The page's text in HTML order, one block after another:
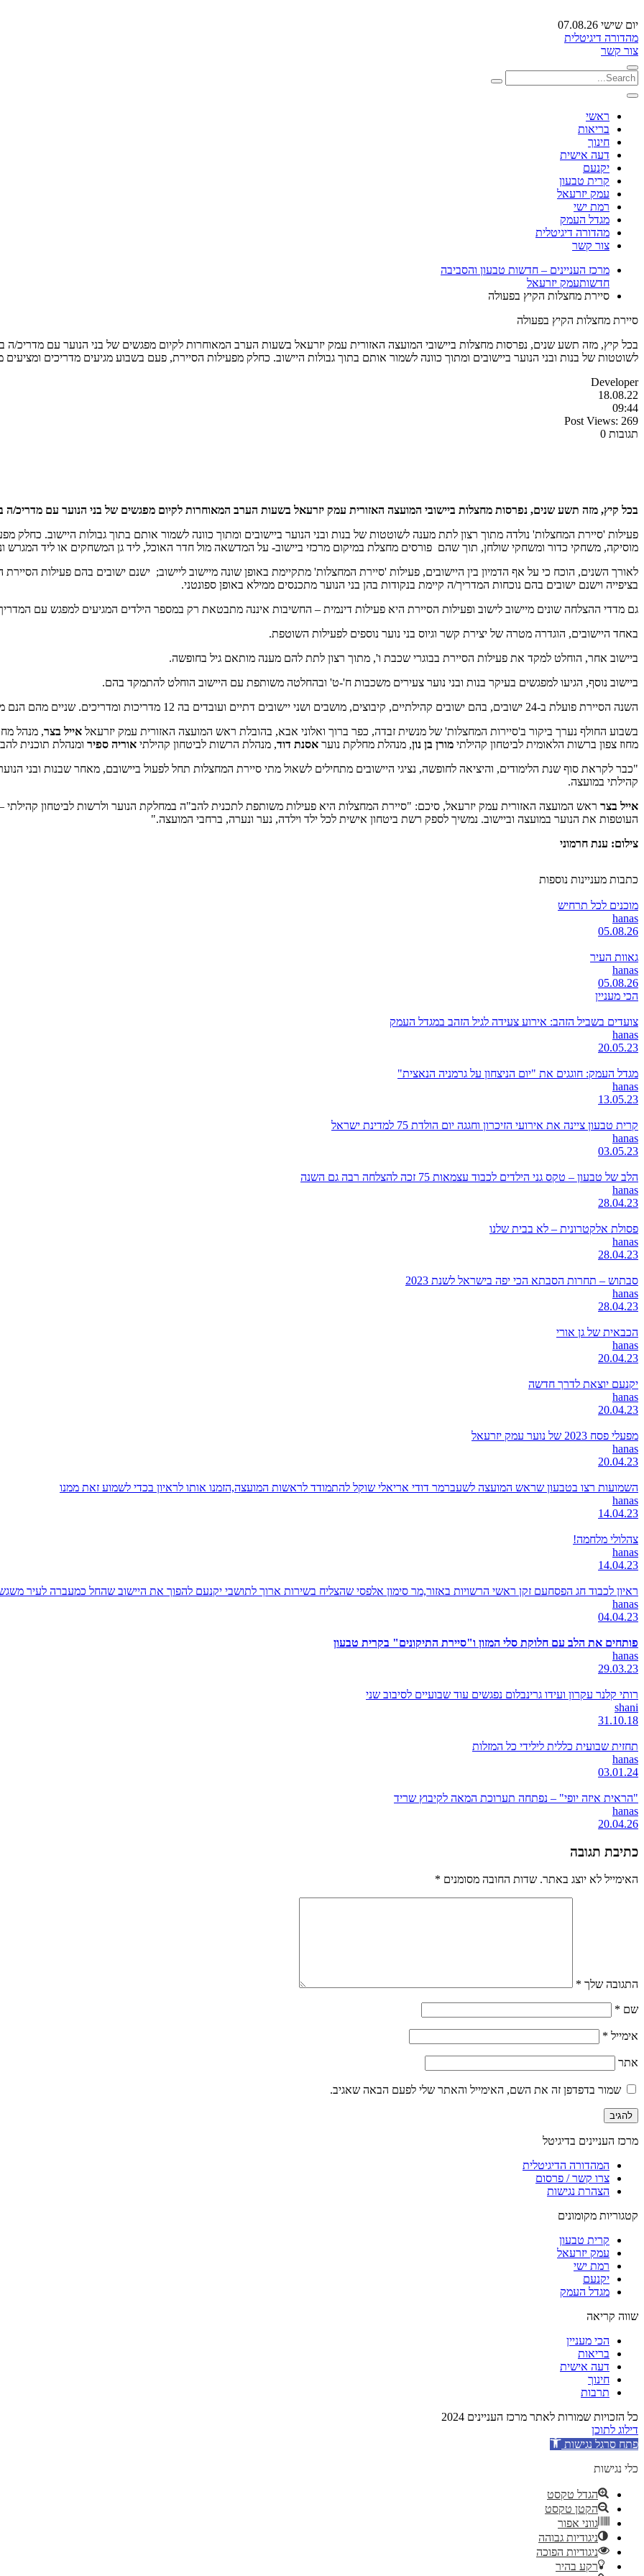
יום שישי 07.08.26
מהדורה דיגיטלית
צור קשר
ראשי
בריאות
חינוך
דעה אישית
יקנעם
קרית טבעון
עמק יזרעאל
רמת ישי
מגדל העמק
מהדורה דיגיטלית
צור קשר
מרכז העניינים – חדשות טבעון והסביבה
חדשותעמק יזרעאל
סיירת מחצלות הקיץ בפעולה
סיירת מחצלות הקיץ בפעולה
בכל קיץ, מזה תשע שנים, נפרסות מחצלות ביישובי המועצה האזורית עמק יזרעאל בשעות הערב המאוחרות לקיום מפגשים של בני הנוער עם מדריכ/ה
לשוטטות של בנות ובני הנוער ביישובים ומתוך כוונה לשמור אותם בתוך גבולות היישוב. כחלק מפעילות הסיירת, פעם בשבוע מגיעים מדריכים ומציעים
Developer
18.08.22
09:44
Post Views: 269
תגובות 0
בכל קיץ, מזה תשע שנים, נפרסות מחצלות ביישובי המועצה האזורית עמק יזרעאל בשעות הערב המאוחרות לקיום מפגשים של בני הנוער עם מדריכ/ה
פעילות 'סיירת המחצלות' נולדה מתוך רצון לתת מענה לשוטטות של בנות ובני הנוער ביישובים ומתוך כוונה לשמור אותם בתוך גבולות היישוב. כחלק
מוסיקה, משחקי כדור ומשחקי שולחן, תוך שהם פורסים מחצלת במיקום מרכזי ביישוב- על המדשאה מול חדר האוכל, ליד גן המשחקים או ליד המגרש ונפגשים עם
לאורך השנים, הוכח כי על אף הדמיון בין היישובים, פעילות 'סיירת המחצלות' מתקיימת באופן שונה מיישוב ליישוב; ישנם ישובים בהם פעילות
בציפייה וישנם ישובים בהם נוכחות המדריך/ה קיימת בנקודות בהן בני הנוער מתכנסים ממילא באופן ספונטני.
גם מדדי ההצלחה שונים מיישוב לישוב ופעילות הסיירת היא פעילות דינמית – החשיבות איננה מתבטאת רק במספר הילדים המגיעים למפגש עם
באחד היישובים, הוגדרה מטרה של יצירת קשר וגיוס בני נוער נוספים לפעילות השוטפת.
ביישוב אחר, הוחלט למקד את פעילות הסיירת בבוגרי שכבת ו', מתוך רצון לתת להם מענה מותאם גיל בחופשה.
ביישוב נוסף, הגיעו למפגשים בעיקר בנות ובני נוער צעירים משכבות ח'-ט' ובהחלטה משותפת עם היישוב הוחלט להתמקד בהם.
השנה הסיירת פועלת ב-24 ישובים, בהם ישובים קהילתיים, קיבוצים, מושבים ושני יישובים דתיים ועובדים בה 12 מדריכות ומדריכים. שניים מהם הנם מדריכי נוער הפועלים לאורך השנה ביישובים.
בשבוע החולף נערך ביקור ב'סיירות המחצלות' של מנשית זבדה, כפר ברוך ואלוני אבא, בהובלת ראש המועצה האזורית עמק יזרעאל אייל בצר, מנהל
מחוז צפון ברשות הלאומית לביטחון קהילתי מורן בן נון, מנהלת מחלקת נוער אסנת דוד, מנהלת הרשות לביטחון קהילתי אוריה ספיר ומנהלת תוכנית
"כבר לקראת סוף שנת הלימודים, והיציאה לחופשה, נציגי היישובים מתחילים לשאול מתי סיירת המחצלות תחל לפעול ביישובם, מאחר שבנות ובני
קהילתי במועצה.
אייל בצר ראש המועצה האזורית עמק יזרעאל, סיכם: "סיירת המחצלות היא פעילות משותפת לתכנית להב"ה במחלקת הנוער ולרשות לביטחון
העוטפות את הנוער במועצה וביישוב. נמשיך לספק רשת ביטחון אישית לכל ילד וילדה, נער ונערה, ברחבי המועצה."
צילום: ענת חרמוני
כתבות מעניינות נוספות
מוכנים לכל תרחיש
hanas
05.08.26
גאוות העיר
hanas
05.08.26
הכי מעניין
צועדים בשביל הזהב: אירוע צעידה לגיל הזהב במגדל העמק
hanas
20.05.23
מגדל העמק: חוגגים את "יום הניצחון על גרמניה הנאצית"
hanas
13.05.23
קרית טבעון ציינה את אירועי הזיכרון וחגגה יום הולדת 75 למדינת ישראל
hanas
03.05.23
הלב של טבעון – טקס גני הילדים לכבוד עצמאות 75 זכה להצלחה רבה גם השנה
hanas
28.04.23
פסולת אלקטרונית – לא בבית שלנו
hanas
28.04.23
סבתוש – תחרות הסבתא הכי יפה בישראל לשנת 2023
hanas
28.04.23
הכבאית של גן אורי
hanas
20.04.23
יקנעם יוצאת לדרך חדשה
hanas
20.04.23
מפעלי פסח 2023 של נוער עמק יזרעאל
hanas
20.04.23
השמועות רצו בטבעון שראש המועצה לשעברמר דודי אריאלי שוקל להתמודד לראשות המועצה,הזמנו אותו לראיון בכדי לשמוע זאת ממנו
hanas
14.04.23
צהלולי מלחמה!
hanas
14.04.23
ראיון לכבוד חג הפסחעם זקן ראשי הרשויות באזור,מר סימון אלפסי שהצליח בשירות ארוך לתושבי יקנעם להפוך את היישוב שהחל כמעברה לעיר
hanas
04.04.23
פותחים את הלב עם חלוקת סלי המזון ו"סיירת התיקונים" בקרית טבעון
hanas
29.03.23
רותי קלנר עקרון ועידו גרינבלום נפגשים עוד שבועיים לסיבוב שני
shani
31.10.18
תחזית שבועית כללית לילידי כל המזלות
hanas
03.01.24
"הראית איזה יופי" – נפתחה תערוכת המאה לקיבוץ שריד
hanas
20.04.26
כתיבת תגובה
האימייל לא יוצג באתר. שדות החובה מסומנים *
התגובה שלך *
שם *
אימייל *
אתר
שמור בדפדפן זה את השם, האימייל והאתר שלי לפעם הבאה שאגיב.
מרכז העניינים בדיגיטל
המהדורה הדיגיטלית
צרו קשר / פרסום
הצהרת נגישות
קטגוריות מקומונים
קרית טבעון
עמק יזרעאל
רמת ישי
יקנעם
מגדל העמק
שווה קריאה
הכי מעניין
בריאות
דעה אישית
חינוך
תרבות
כל הזכויות שמורות לאתר מרכז העניינים 2024
דילוג לתוכן
פתח סרגל נגישות
כלי נגישות
הגדל טקסט
הקטן טקסט
גווני אפור
ניגודיות גבוהה
ניגודיות הפוכה
רקע בהיר